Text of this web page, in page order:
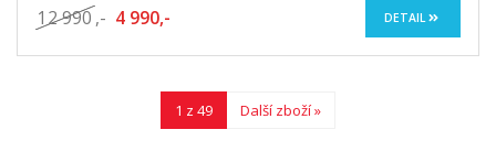
12 990 ,- 4 990,- DETAIL
1 z 49 Další zboží »